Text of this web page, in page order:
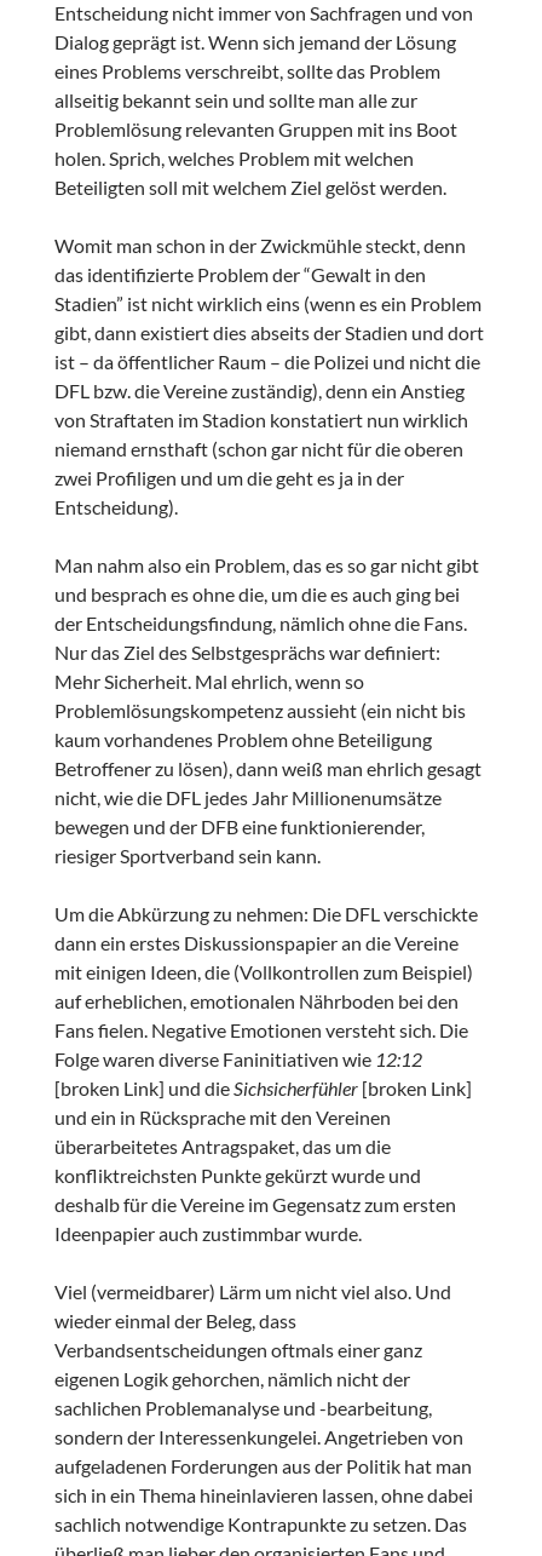
Entscheidung nicht immer von Sachfragen und von
Dialog geprägt ist. Wenn sich jemand der Lösung
eines Problems verschreibt, sollte das Problem
allseitig bekannt sein und sollte man alle zur
Problemlösung relevanten Gruppen mit ins Boot
holen. Sprich, welches Problem mit welchen
Beteiligten soll mit welchem Ziel gelöst werden.
Womit man schon in der Zwickmühle steckt, denn
das identifizierte Problem der “Gewalt in den
Stadien” ist nicht wirklich eins (wenn es ein Problem
gibt, dann existiert dies abseits der Stadien und dort
ist – da öffentlicher Raum – die Polizei und nicht die
DFL bzw. die Vereine zuständig), denn ein Anstieg
von Straftaten im Stadion konstatiert nun wirklich
niemand ernsthaft (schon gar nicht für die oberen
zwei Profiligen und um die geht es ja in der
Entscheidung).
Man nahm also ein Problem, das es so gar nicht gibt
und besprach es ohne die, um die es auch ging bei
der Entscheidungsfindung, nämlich ohne die Fans.
Nur das Ziel des Selbstgesprächs war definiert:
Mehr Sicherheit. Mal ehrlich, wenn so
Problemlösungskompetenz aussieht (ein nicht bis
kaum vorhandenes Problem ohne Beteiligung
Betroffener zu lösen), dann weiß man ehrlich gesagt
nicht, wie die DFL jedes Jahr Millionenumsätze
bewegen und der DFB eine funktionierender,
riesiger Sportverband sein kann.
Um die Abkürzung zu nehmen: Die DFL verschickte
dann ein erstes Diskussionspapier an die Vereine
mit einigen Ideen, die (Vollkontrollen zum Beispiel)
auf erheblichen, emotionalen Nährboden bei den
Fans fielen. Negative Emotionen versteht sich. Die
Folge waren diverse Faninitiativen wie 12:12
[broken Link] und dieSichsicherfühler[broken Link]
und ein in Rücksprache mit den Vereinen
überarbeitetes Antragspaket, das um die
konfliktreichsten Punkte gekürzt wurde und
deshalb für die Vereine im Gegensatz zum ersten
Ideenpapier auch zustimmbar wurde.
Viel (vermeidbarer) Lärm um nicht viel also. Und
wieder einmal der Beleg, dass
Verbandsentscheidungen oftmals einer ganz
eigenen Logik gehorchen, nämlich nicht der
sachlichen Problemanalyse und -bearbeitung,
sondern der Interessenkungelei. Angetrieben von
aufgeladenen Forderungen aus der Politik hat man
sich in ein Thema hineinlavieren lassen, ohne dabei
sachlich notwendige Kontrapunkte zu setzen. Das